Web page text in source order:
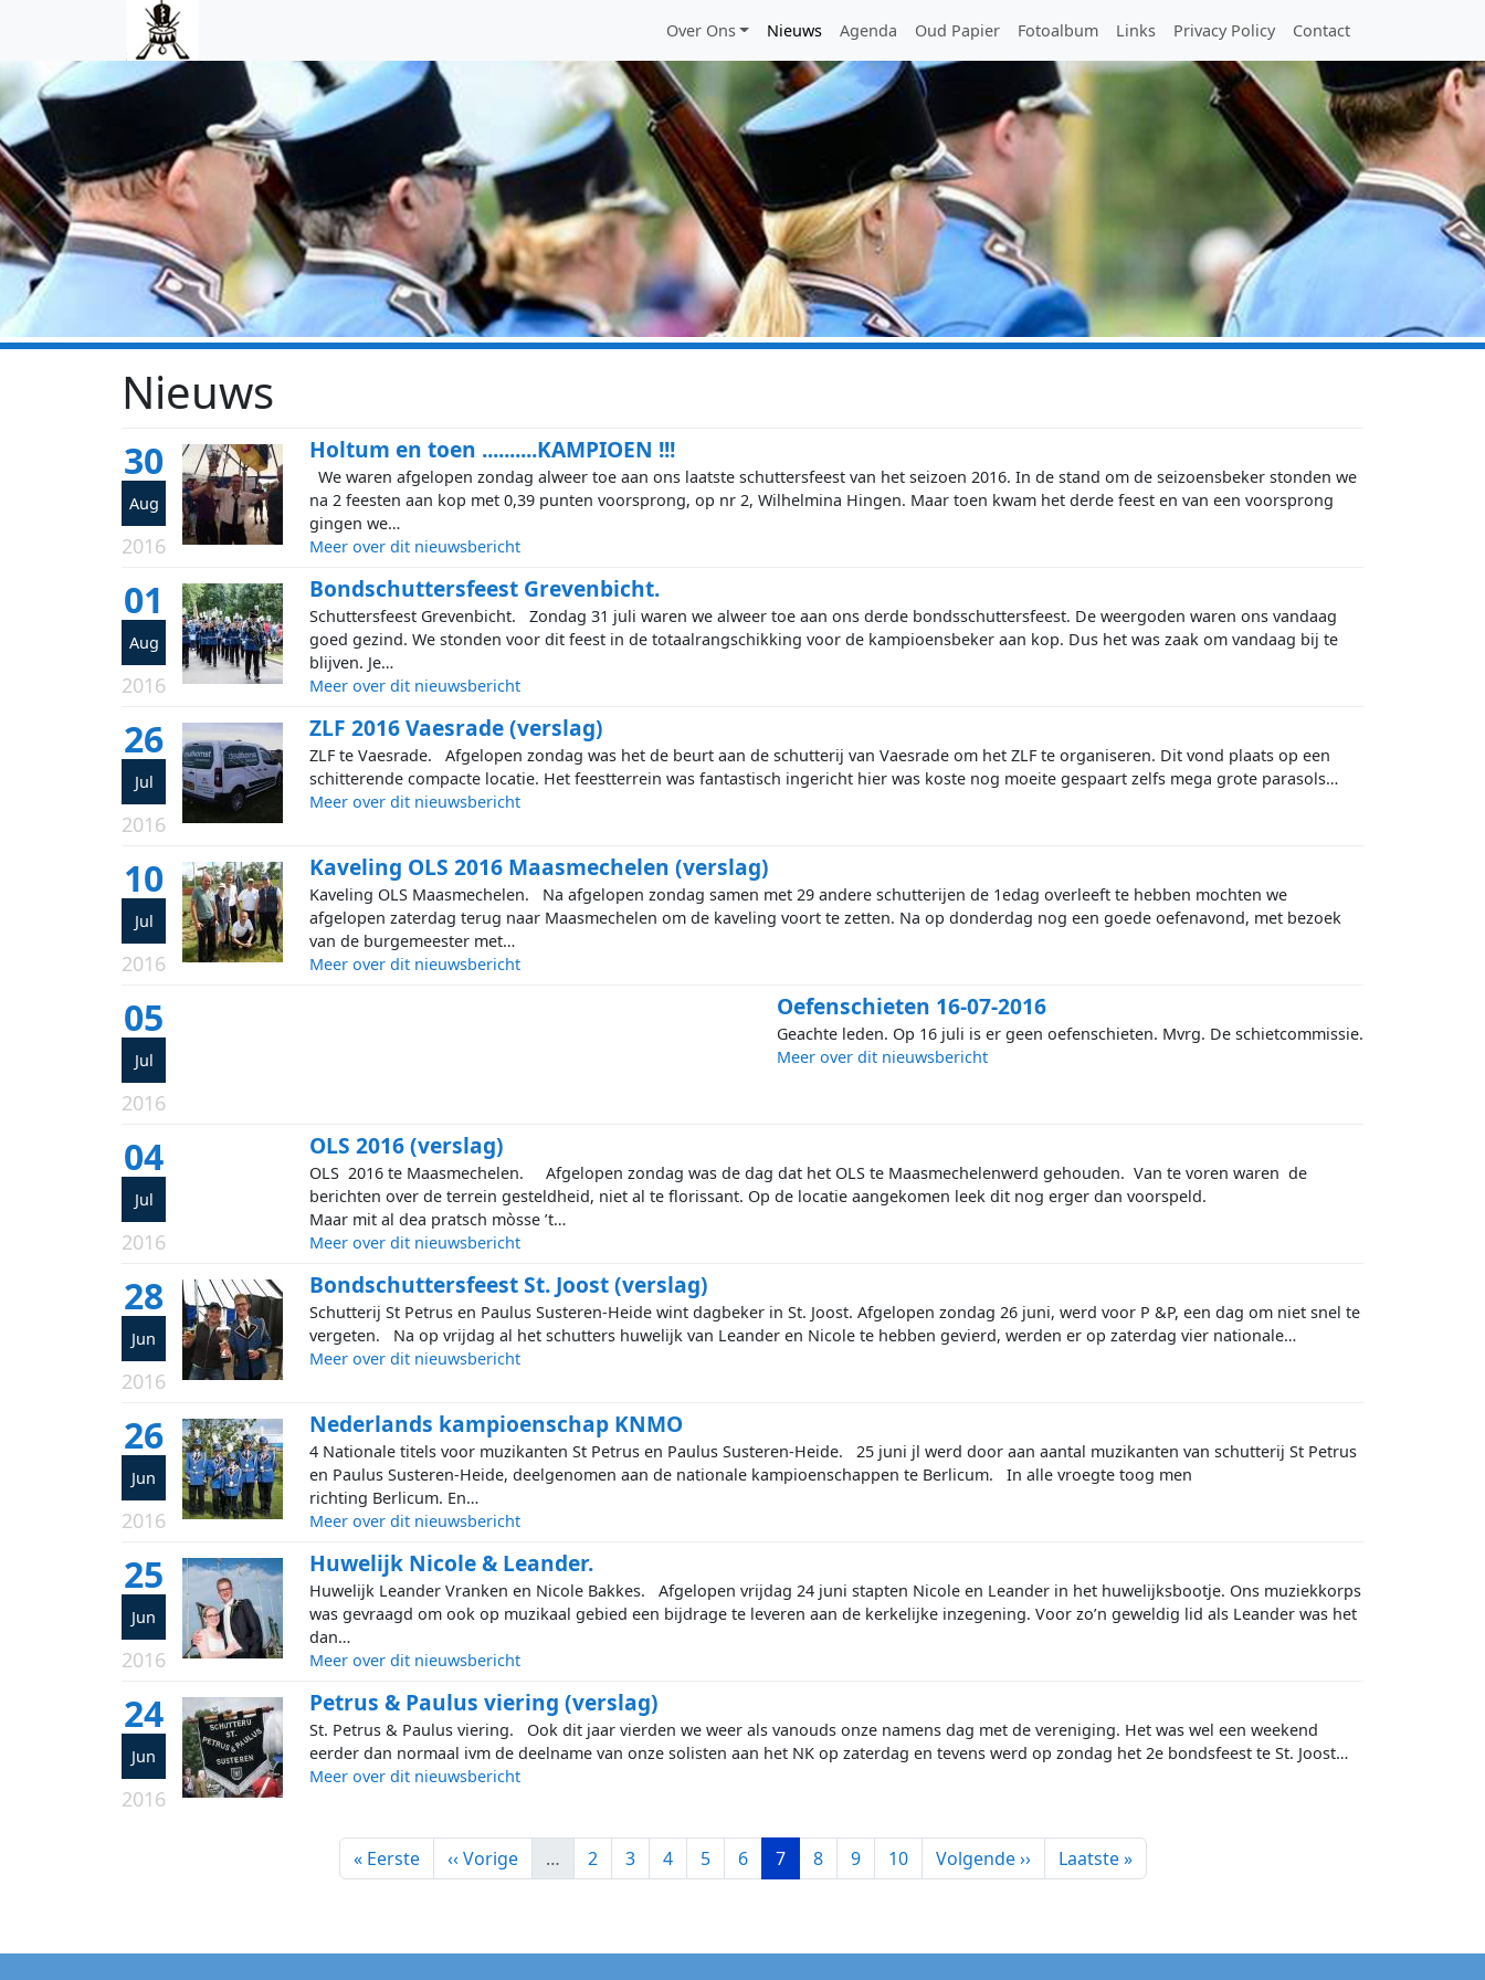
Skip to main content Main menu
Over Ons Nieuws Agenda Oud Papier Fotoalbum Links Privacy Policy Contact
Nieuws
30
Aug
2016
Holtum en toen ..........KAMPIOEN !!!
We waren afgelopen zondag alweer toe aan ons laatste schuttersfeest van het seizoen 2016. In de stand om de seizoensbeker stonden we
na 2 feesten aan kop met 0,39 punten voorsprong, op nr 2, Wilhelmina Hingen. Maar toen kwam het derde feest en van een voorsprong
gingen we…
Meer over dit nieuwsbericht
01
Aug
2016
Bondschuttersfeest Grevenbicht.
Schuttersfeest Grevenbicht. Zondag 31 juli waren we alweer toe aan ons derde bondsschuttersfeest. De weergoden waren ons vandaag
goed gezind. We stonden voor dit feest in de totaalrangschikking voor de kampioensbeker aan kop. Dus het was zaak om vandaag bij te
blijven. Je…
Meer over dit nieuwsbericht
26
Jul
2016
ZLF 2016 Vaesrade (verslag)
ZLF te Vaesrade. Afgelopen zondag was het de beurt aan de schutterij van Vaesrade om het ZLF te organiseren. Dit vond plaats op een
schitterende compacte locatie. Het feestterrein was fantastisch ingericht hier was koste nog moeite gespaart zelfs mega grote parasols…
Meer over dit nieuwsbericht
10
Jul
2016
Kaveling OLS 2016 Maasmechelen (verslag)
Kaveling OLS Maasmechelen. Na afgelopen zondag samen met 29 andere schutterijen de 1edag overleeft te hebben mochten we
afgelopen zaterdag terug naar Maasmechelen om de kaveling voort te zetten. Na op donderdag nog een goede oefenavond, met bezoek
van de burgemeester met…
Meer over dit nieuwsbericht
05
Jul
2016
Oefenschieten 16-07-2016
Geachte leden. Op 16 juli is er geen oefenschieten. Mvrg. De schietcommissie.
Meer over dit nieuwsbericht
04
Jul
2016
OLS 2016 (verslag)
OLS 2016 te Maasmechelen. Afgelopen zondag was de dag dat het OLS te Maasmechelenwerd gehouden. Van te voren waren de
berichten over de terrein gesteldheid, niet al te florissant. Op de locatie aangekomen leek dit nog erger dan voorspeld.
Maar mit al dea pratsch mòsse ’t…
Meer over dit nieuwsbericht
28
Jun
2016
Bondschuttersfeest St. Joost (verslag)
Schutterij St Petrus en Paulus Susteren-Heide wint dagbeker in St. Joost. Afgelopen zondag 26 juni, werd voor P &P, een dag om niet snel te
vergeten. Na op vrijdag al het schutters huwelijk van Leander en Nicole te hebben gevierd, werden er op zaterdag vier nationale…
Meer over dit nieuwsbericht
26
Jun
2016
Nederlands kampioenschap KNMO
4 Nationale titels voor muzikanten St Petrus en Paulus Susteren-Heide. 25 juni jl werd door aan aantal muzikanten van schutterij St Petrus
en Paulus Susteren-Heide, deelgenomen aan de nationale kampioenschappen te Berlicum. In alle vroegte toog men
richting Berlicum. En…
Meer over dit nieuwsbericht
25
Jun
2016
Huwelijk Nicole & Leander.
Huwelijk Leander Vranken en Nicole Bakkes. Afgelopen vrijdag 24 juni stapten Nicole en Leander in het huwelijksbootje. Ons muziekkorps
was gevraagd om ook op muzikaal gebied een bijdrage te leveren aan de kerkelijke inzegening. Voor zo’n geweldig lid als Leander was het
dan…
Meer over dit nieuwsbericht
24
Jun
2016
Petrus & Paulus viering (verslag)
St. Petrus & Paulus viering. Ook dit jaar vierden we weer als vanouds onze namens dag met de vereniging. Het was wel een weekend
eerder dan normaal ivm de deelname van onze solisten aan het NK op zaterdag en tevens werd op zondag het 2e bondsfeest te St. Joost…
Meer over dit nieuwsbericht
First page
« Eerste Previous page
‹‹ Vorige … Pagina
2 Pagina
3 Pagina
4 Pagina
5 Pagina
6 Current page
7 Pagina
8 Pagina
9 Pagina
10 Next page
Volgende ›› Last page
Laatste »